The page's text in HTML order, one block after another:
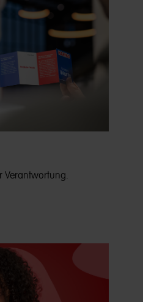
Verantwortung.